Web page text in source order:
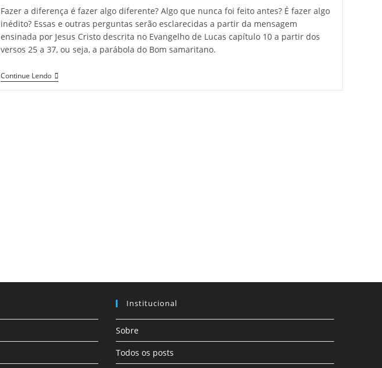
Fazer a diferença é fazer algo diferente? Algo que nunca foi feito antes? É fazer algo
inédito? Essas e outras perguntas serão esclarecidas a partir da mensagem
ensinada por Jesus Cristo descrita no Evangelho de Lucas capítulo 10 a partir dos
versos 25 a 37, ou seja, a parábola do Bom samaritano.
Continue Lendo
Institucional
Sobre
Todos os posts